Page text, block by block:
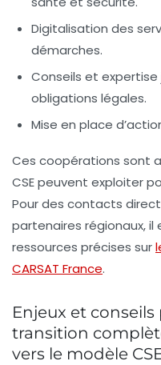
Digitalisation des
démarches.
Conseils et
obligations légales.
Mise en place
Ces coopérations sont
CSE peuvent exploiter
Pour des contacts
partenaires régionaux, il
ressources précises sur
CARSAT France.
Enjeux et
transition
vers le modèle